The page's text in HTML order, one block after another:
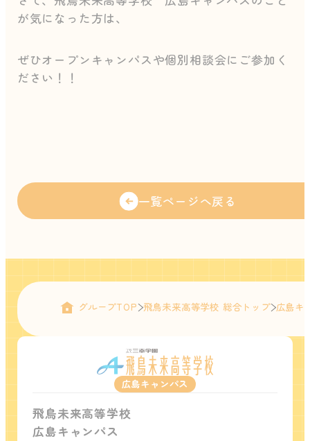
が気になった方は、
ぜひオープンキャンパスや個別相談会にご参加く
ださい！！
一覧ページへ戻る
グループTOP 飛鳥未来高等学校 総合トップ 広島キ
広島キャンパス
飛鳥未来高等学校
広島キャンパス